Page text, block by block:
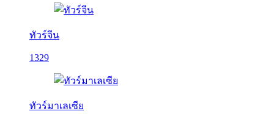
ทัวร์จีน
1329
ทัวร์มาเลเซีย